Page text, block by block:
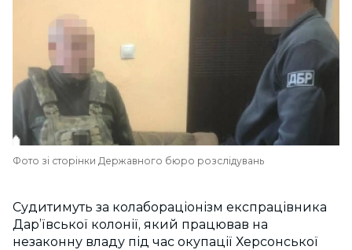
Фото зі сторінки Державного бюро розслідувань
Судитимуть за колабораціонізм експрацівника
Дар’ївської колонії, який працював на
незаконну владу під час окупації Херсонської